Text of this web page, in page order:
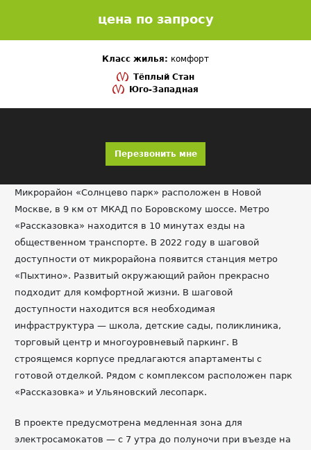
цена по запросу
Класс жилья: комфорт
Тёплый Стан
Юго-Западная
Перезвонить мне
Микрорайон «Солнцево парк» расположен в Новой
Москве, в 9 км от МКАД по Боровскому шоссе. Метро
«Рассказовка» находится в 10 минутах езды на
общественном транспорте. В 2022 году в шаговой
доступности от микрорайона появится станция метро
«Пыхтино». Развитый окружающий район прекрасно
подходит для комфортной жизни. В шаговой
доступности находится вся необходимая
инфраструктура — школа, детские сады, поликлиника,
торговый центр и многоуровневый паркинг. В
строящемся корпусе предлагаются апартаменты с
готовой отделкой. Рядом с комплексом расположен парк
«Рассказовка» и Ульяновский лесопарк.
В проекте предусмотрена медленная зона для
электросамокатов — с 7 утра до полуночи при въезде на